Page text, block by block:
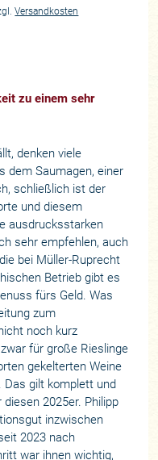
Versandkosten
zu einem sehr
denken viele
dem Saumagen, einer
schließlich ist der
und diesem
ausdrucksstarken
sehr empfehlen, auch
bei Müller-Ruprecht
Betrieb gibt es
fürs Geld. Was
zum
noch kurz
für große Rieslinge
gekelterten Weine
Das gilt komplett und
2025er. Philipp
inzwischen
2023 nach
war ihnen wichtig,